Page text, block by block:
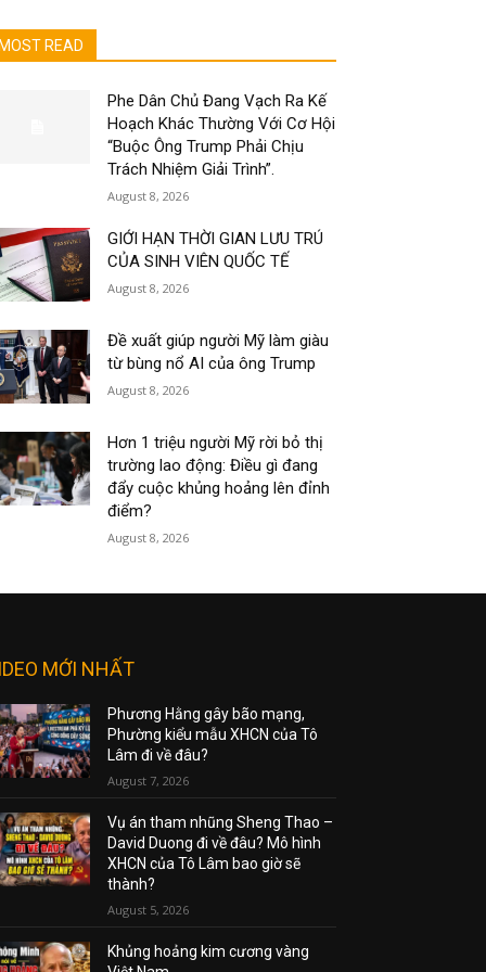
MOST READ
Phe Dân Chủ Đang Vạch Ra Kế
Hoạch Khác Thường Với Cơ Hội
“Buộc Ông Trump Phải Chịu
Trách Nhiệm Giải Trình”.
August 8, 2026
GIỚI HẠN THỜI GIAN LƯU TRÚ
CỦA SINH VIÊN QUỐC TẾ
August 8, 2026
Đề xuất giúp người Mỹ làm giàu
từ bùng nổ AI của ông Trump
August 8, 2026
Hơn 1 triệu người Mỹ rời bỏ thị
trường lao động: Điều gì đang
đẩy cuộc khủng hoảng lên đỉnh
điểm?
August 8, 2026
MỚI NHẤT
Phương Hằng gây bão mạng,
Phường kiểu mẫu XHCN của Tô
Lâm đi về đâu?
August 7, 2026
Vụ án tham nhũng Sheng Thao –
David Duong đi về đâu? Mô hình
XHCN của Tô Lâm bao giờ sẽ
thành?
August 5, 2026
Khủng hoảng kim cương vàng